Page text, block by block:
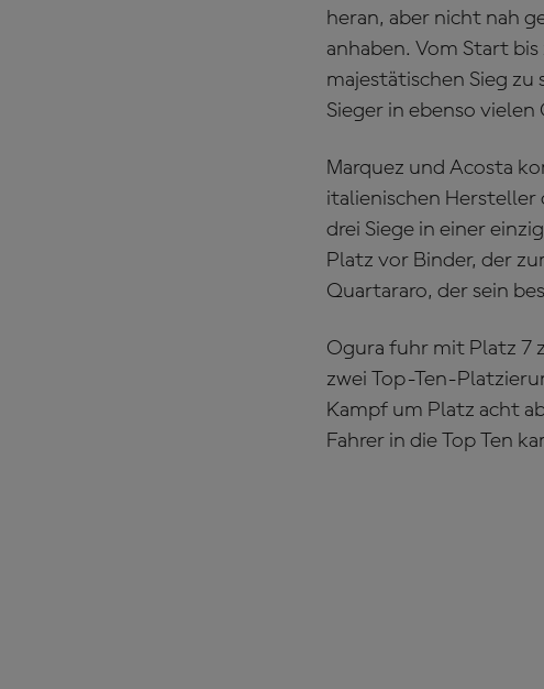
heran, aber nicht nah
anhaben. Vom Start
majestätischen Sieg
Sieger in ebenso vielen
Marquez und Acosta
italienischen Hersteller
drei Siege in einer
Platz vor Binder, der
Quartararo, der sein
Ogura fuhr mit Platz 7
zwei Top-Ten-
Kampf um Platz acht
Fahrer in die Top Ten